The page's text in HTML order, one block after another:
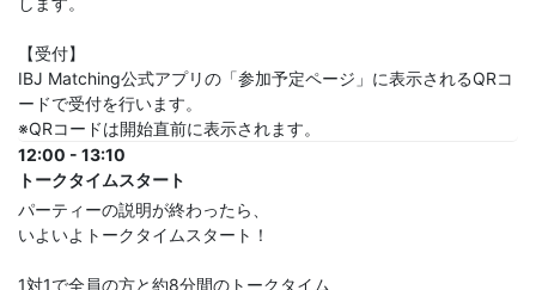
【受付】
IBJ Matching公式アプリの「参加予定ページ」に表示されるQRコ
ードで受付を行います。
※QRコードは開始直前に表示されます。
12:00 - 13:10
トークタイムスタート
パーティーの説明が終わったら、
いよいよトークタイムスタート！
1対1で全員の方と約8分間のトークタイム